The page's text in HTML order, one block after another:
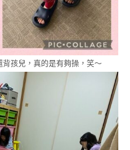
孩兒，真的是有夠操，笑～